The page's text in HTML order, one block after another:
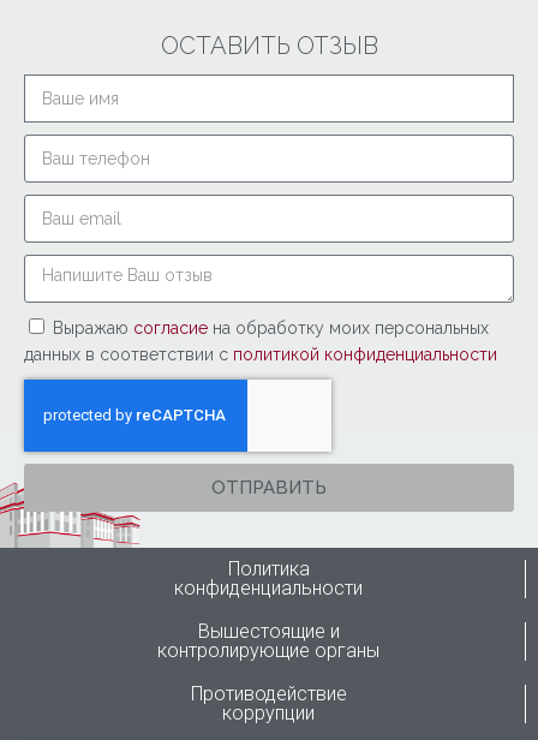
ОСТАВИТЬ ОТЗЫВ
Выражаю согласие на обработку моих персональных
данных в соответствии с политикой конфиденциальности
ОТПРАВИТЬ
Политика
конфиденциальности
Вышестоящие и
контролирующие органы
Противодействие
коррупции